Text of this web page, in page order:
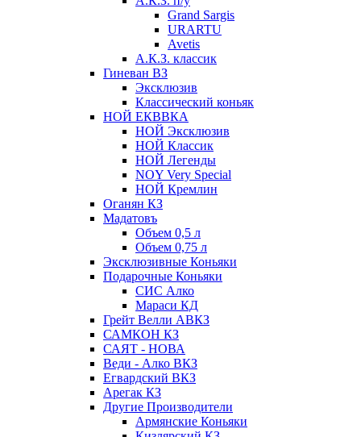
Grand Sargis
URARTU
Avetis
А.К.З. классик
Гиневан ВЗ
Эксклюзив
Классический коньяк
НОЙ ЕКВВКА
НОЙ Эксклюзив
НОЙ Классик
НОЙ Легенды
NOY Very Speсial
НОЙ Кремлин
Оганян КЗ
Мадатовъ
Объем 0,5 л
Объем 0,75 л
Эксклюзивные Коньяки
Подарочные Коньяки
СИС Алко
Мараси КД
Грейт Велли АВКЗ
САМКОН КЗ
САЯТ - НОВА
Веди - Алко ВКЗ
Егвардский ВКЗ
Арегак КЗ
Другие Производители
Армянские Коньяки